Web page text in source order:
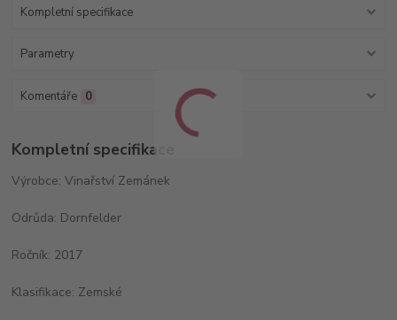
Kompletní specifikace
Parametry
Komentáře 0
Kompletní specifikace
Výrobce: Vinařství Zemánek
Odrůda: Dornfelder
Ročník: 2017
Klasifikace: Zemské